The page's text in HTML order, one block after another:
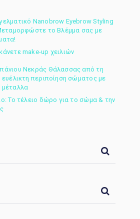
Nanobrow Eyebrow Styling
το Βλέμμα σας με
make-up χειλιών
Νεκράς Θάλασσας από τη
περιποίηση σώματος με
Το τέλειο δώρο για το σώμα & την